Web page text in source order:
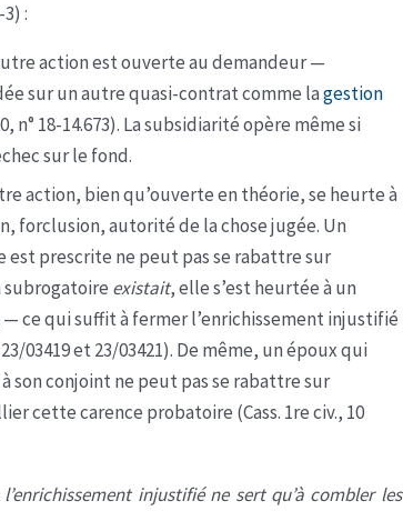
:
action est ouverte au demandeur —
sur un autre quasi-contrat comme lagestion
n° 18-14.673). La subsidiarité opère même si
sur le fond.
action, bien qu’ouverte en théorie, se heurte à
forclusion, autorité de la chose jugée. Un
est prescrite ne peut pas se rabattre sur
subrogatoire existait, elle s’est heurtée à un
ce qui suffit à fermer l’enrichissement injustifié
23/03419 et 23/03421). De même, un époux qui
son conjoint ne peut pas se rabattre sur
cette carence probatoire (Cass. 1re civ., 10
l’enrichissement injustifié ne sert qu’à combler les